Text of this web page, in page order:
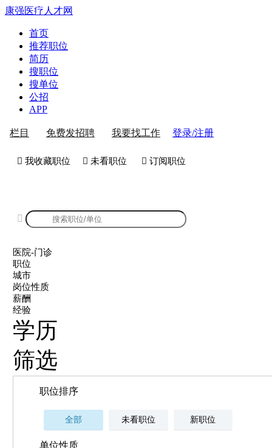
康强医疗人才网
首页
推荐职位
简历
搜职位
搜单位
公招
APP
栏目 免费发招聘 我要找工作 登录/注册
 我收藏职位  未看职位  订阅职位

医院-门诊
职位
城市
岗位性质
薪酬
经验
学历
筛选
职位排序
全部 未看职位 新职位
单位性质